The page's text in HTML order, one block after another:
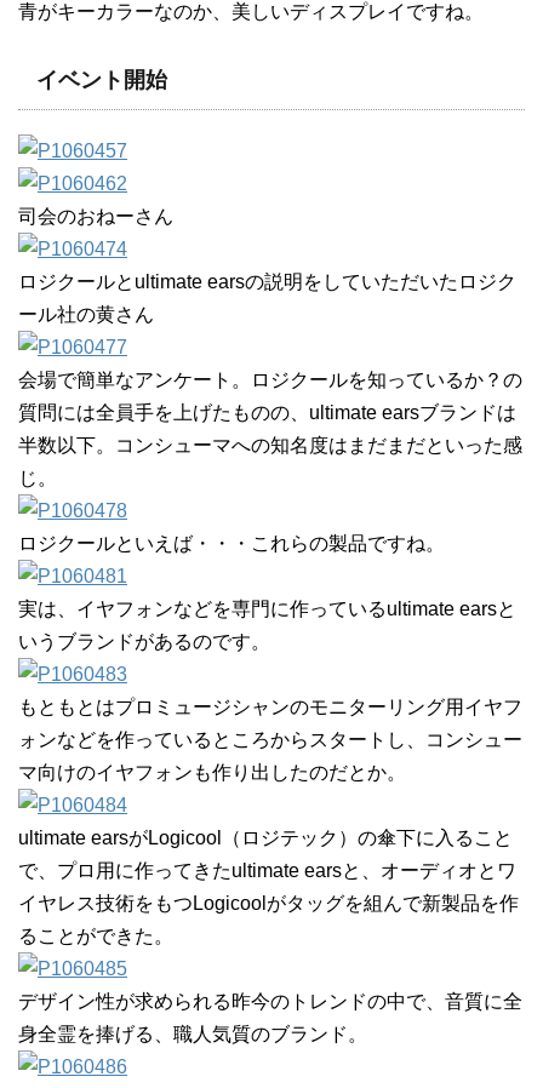
青がキーカラーなのか、美しいディスプレイですね。
イベント開始
司会のおねーさん
ロジクールとultimate earsの説明をしていただいたロジク
ール社の黄さん
会場で簡単なアンケート。ロジクールを知っているか？の
質問には全員手を上げたものの、ultimate earsブランドは
半数以下。コンシューマへの知名度はまだまだといった感
じ。
ロジクールといえば・・・これらの製品ですね。
実は、イヤフォンなどを専門に作っているultimate earsと
いうブランドがあるのです。
もともとはプロミュージシャンのモニターリング用イヤフ
ォンなどを作っているところからスタートし、コンシュー
マ向けのイヤフォンも作り出したのだとか。
ultimate earsがLogicool（ロジテック）の傘下に入ること
で、プロ用に作ってきたultimate earsと、オーディオとワ
イヤレス技術をもつLogicoolがタッグを組んで新製品を作
ることができた。
デザイン性が求められる昨今のトレンドの中で、音質に全
身全霊を捧げる、職人気質のブランド。